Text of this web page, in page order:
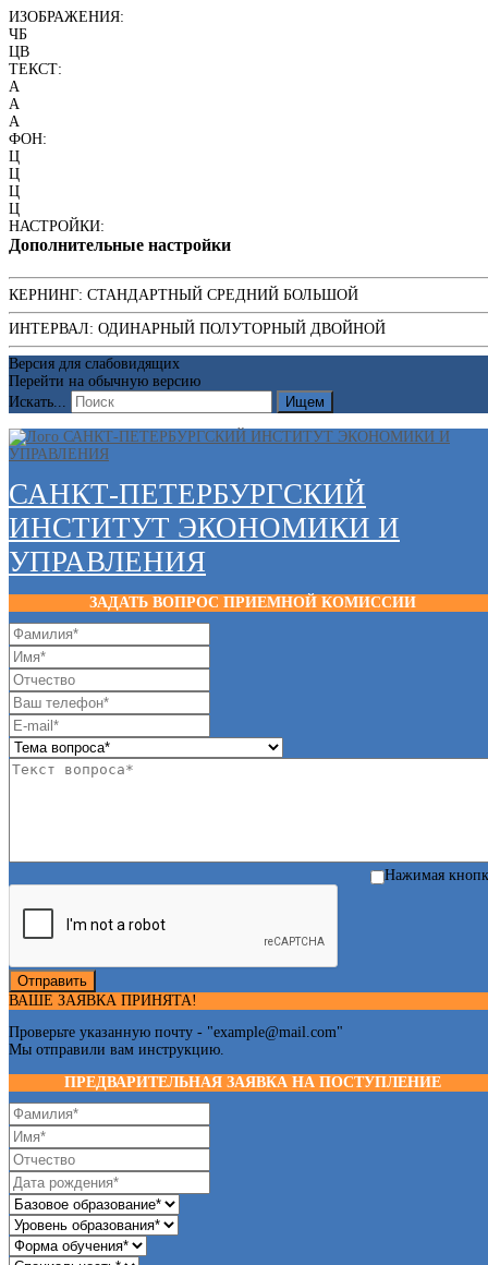
ИЗОБРАЖЕНИЯ:
ЧБ
ЦВ
ТЕКСТ:
A
A
A
ФОН:
Ц
Ц
Ц
Ц
НАСТРОЙКИ:
Дополнительные настройки
КЕРНИНГ: СТАНДАРТНЫЙ СРЕДНИЙ БОЛЬШОЙ
ИНТЕРВАЛ: ОДИНАРНЫЙ ПОЛУТОРНЫЙ ДВОЙНОЙ
Версия для слабовидящих
Перейти на обычную версию
Искать...
Ищем
САНКТ-ПЕТЕРБУРГСКИЙ
ИНСТИТУТ ЭКОНОМИКИ И
УПРАВЛЕНИЯ
ЗАДАТЬ ВОПРОС ПРИЕМНОЙ КОМИССИИ
Нажимая
Отправить
ВАШЕ ЗАЯВКА ПРИНЯТА!
Проверьте указанную почту - "example@mail.com"
Мы отправили вам инструкцию.
ПРЕДВАРИТЕЛЬНАЯ ЗАЯВКА НА ПОСТУПЛЕНИЕ